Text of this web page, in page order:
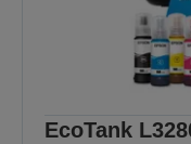
EcoTank